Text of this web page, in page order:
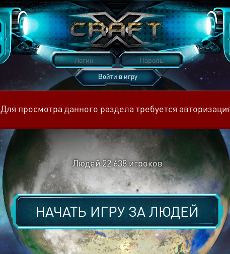
Войти в игру
Для просмотра данного раздела требуется
Людей22 638игроков
НАЧАТЬ ИГРУ ЗАЛЮДЕЙ